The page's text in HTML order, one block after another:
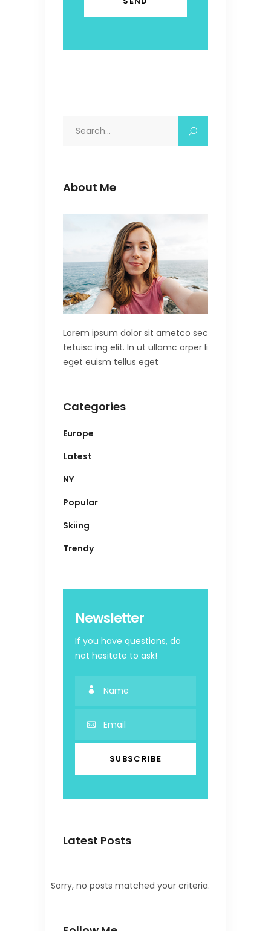
About Me
Lorem ipsum dolor sit ametco sec
tetuisc ing elit. In ut ullamc orper li
eget euism tellus eget
Categories
Europe
Latest
NY
Popular
Skiing
Trendy
Newsletter
If you have questions, do
not hesitate to ask!
Latest Posts
Sorry, no posts matched your criteria.